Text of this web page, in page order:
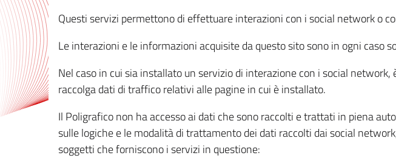
Questi servizi permettono di effettuare interazioni con i social network o
Le interazioni e le informazioni acquisite da questo sito sono in ogni
Nel caso in cui sia installato un servizio di interazione con i social
raccolga dati di traffico relativi alle pagine in cui è installato.
Il Poligrafico non ha accesso ai dati che sono raccolti e trattati in piena
sulle logiche e le modalità di trattamento dei dati raccolti dai social
soggetti che forniscono i servizi in questione: